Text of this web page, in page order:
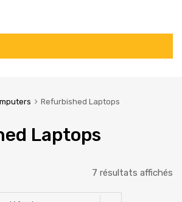
Refurbished Laptops
Laptops
7 résultats affichés